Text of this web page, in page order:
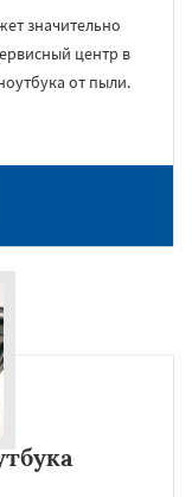
значительно
центр в
от пыли.